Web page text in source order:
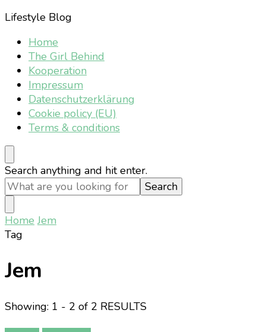
Lifestyle Blog
Home
The Girl Behind
Kooperation
Impressum
Datenschutzerklärung
Cookie policy (EU)
Terms & conditions
Looking
for
Something?
Search anything and hit enter.
Home Jem
Tag
Jem
Showing: 1 - 2 of 2 RESULTS